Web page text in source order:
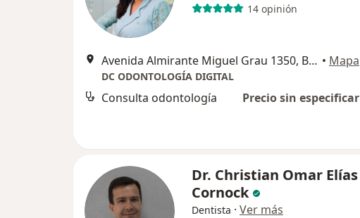
14 opinión
Avenida Almirante Miguel Grau 1350, Barranco • Mapa
DC ODONTOLOGÍA DIGITAL
Consulta odontología Precio sin especificar
Dr. Christian Omar Elías
Cornock
Dentista · Ver más